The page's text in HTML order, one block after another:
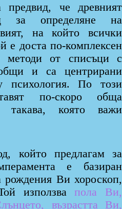
че древният
за определяне на
на който всички
е доста по-комплексен
методи от списъци с
и са центрирани
психология. По този
по-скоро обща
която важи
който предлагам за
е базиран
рождения Ви хороскоп,
използвапола Ви,
възрастта Ви,